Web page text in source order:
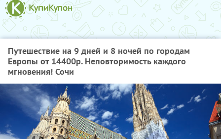
Путешествие на 9 дней и 8 ночей по городам
Европы от 14400р. Неповторимость каждого
мгновения! Сочи